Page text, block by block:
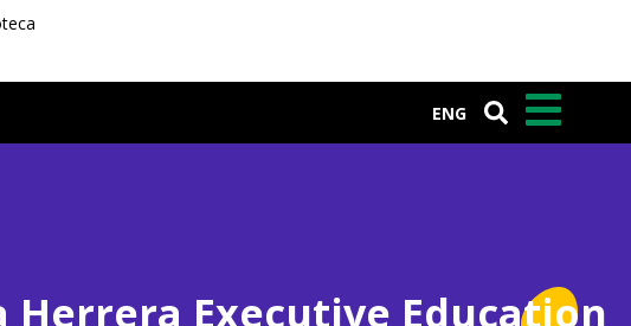
ENG
Herrera Executive Education